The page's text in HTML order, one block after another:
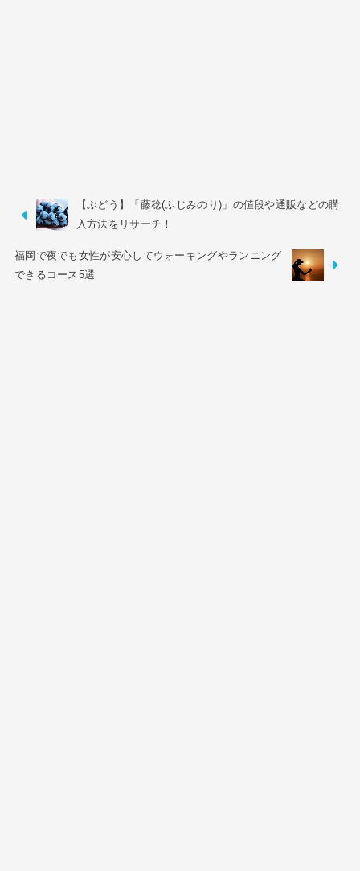
【ぶどう】「藤稔(ふじみのり)」の値段や通販などの購
入方法をリサーチ！
福岡で夜でも女性が安心してウォーキングやランニング
できるコース5選